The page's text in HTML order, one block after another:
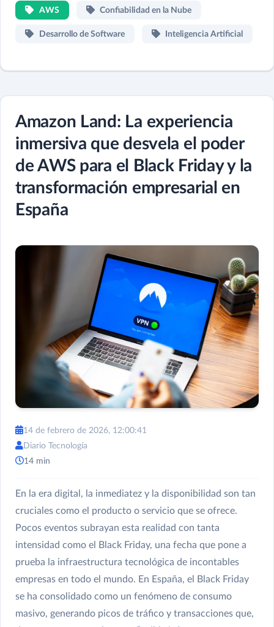
AWS Confiabilidad en la Nube
Desarrollo de Software Inteligencia Artificial
Amazon Land: La experiencia
inmersiva que desvela el poder
de AWS para el Black Friday y la
transformación empresarial en
España
14 de febrero de 2026, 12:00:41
Diario Tecnología
14 min
En la era digital, la inmediatez y la disponibilidad son tan
cruciales como el producto o servicio que se ofrece.
Pocos eventos subrayan esta realidad con tanta
intensidad como el Black Friday, una fecha que pone a
prueba la infraestructura tecnológica de incontables
empresas en todo el mundo. En España, el Black Friday
se ha consolidado como un fenómeno de consumo
masivo, generando picos de tráfico y transacciones que,